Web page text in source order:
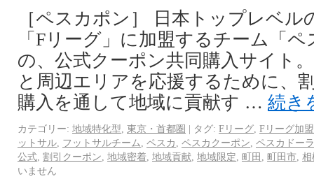
［ペスカポン］ 日本トップレベ
「Fリーグ」に加盟するチーム「
の、公式クーポン共同購入サイト
と周辺エリアを応援するために、
購入を通して地域に貢献す … 続き
カテゴリー: 地域特化型 東京・首都圏 | タグ: Fリーグ Fリーグ加盟
ットサル フットサルチーム ペスカ ペスカクーポン ペスカドー
公式 割引クーポン 地域密着 地域貢献 地域限定 町田 町田市 相
いません